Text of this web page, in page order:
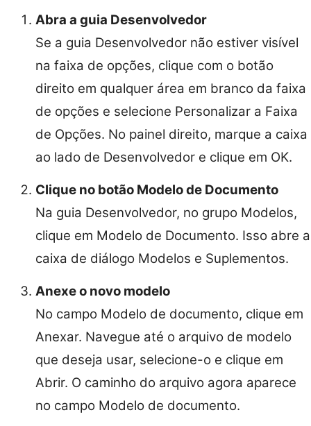
Abra a guia Desenvolvedor
Se a guia Desenvolvedor não estiver visível
na faixa de opções, clique com o botão
direito em qualquer área em branco da faixa
de opções e selecione Personalizar a Faixa
de Opções. No painel direito, marque a caixa
ao lado de Desenvolvedor e clique em OK.
Clique no botão Modelo de Documento
Na guia Desenvolvedor, no grupo Modelos,
clique em Modelo de Documento. Isso abre a
caixa de diálogo Modelos e Suplementos.
Anexe o novo modelo
No campo Modelo de documento, clique em
Anexar. Navegue até o arquivo de modelo
que deseja usar, selecione-o e clique em
Abrir. O caminho do arquivo agora aparece
no campo Modelo de documento.